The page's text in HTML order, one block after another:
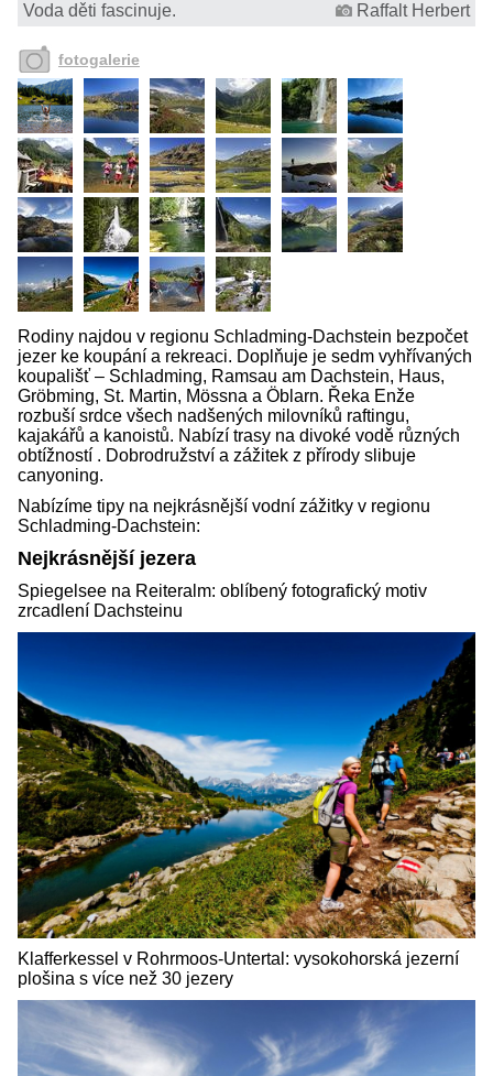
Voda děti fascinuje. Raffalt Herbert
fotogalerie
Rodiny najdou v regionu Schladming-Dachstein bezpočet
jezer ke koupání a rekreaci. Doplňuje je sedm vyhřívaných
koupališť – Schladming, Ramsau am Dachstein, Haus,
Gröbming, St. Martin, Mössna a Öblarn. Řeka Enže
rozbuší srdce všech nadšených milovníků raftingu,
kajakářů a kanoistů. Nabízí trasy na divoké vodě různých
obtížností . Dobrodružství a zážitek z přírody slibuje
canyoning.
Nabízíme tipy na nejkrásnější vodní zážitky v regionu
Schladming-Dachstein:
Nejkrásnější jezera
Spiegelsee na Reiteralm: oblíbený fotografický motiv
zrcadlení Dachsteinu
Klafferkessel v Rohrmoos-Untertal: vysokohorská jezerní
plošina s více než 30 jezery